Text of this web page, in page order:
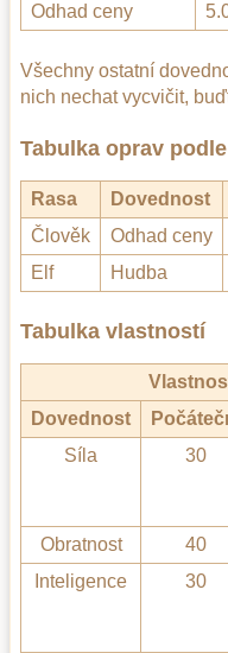
Odhad ceny
Všechny ostatní
nich nechat vycvičit,
Tabulka oprav
Rasa Dovednost
Člověk
Odhad ceny
Elf
Hudba
Tabulka vlastností
Dovednost
Síla
30
Obratnost 40
Inteligence
30